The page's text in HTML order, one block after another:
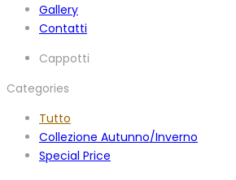
Gallery
Contatti
Cappotti
Categories
Tutto
Collezione Autunno/Inverno
Special Price